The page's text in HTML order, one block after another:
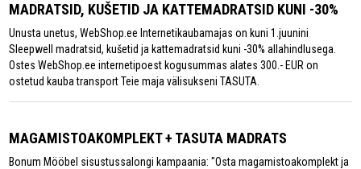
MADRATSID, KUŠETID JA KATTEMADRATSID KUNI -30%
Unusta unetus, WebShop.ee Internetikaubamajas on kuni 1.juunini
Sleepwell madratsid, kušetid ja kattemadratsid kuni -30% allahindlusega.
Ostes WebShop.ee internetipoest kogusummas alates 300.- EUR on
ostetud kauba transport Teie maja välisukseni TASUTA.
MAGAMISTOAKOMPLEKT + TASUTA MADRATS
Bonum Mööbel sisustussalongi kampaania: "Osta magamistoakomplekt ja